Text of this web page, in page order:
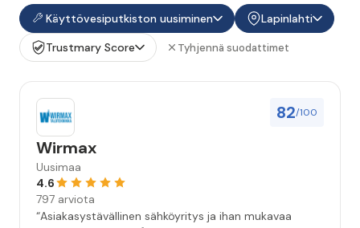
Käyttövesiputkiston uusiminen
Lapinlahti
Trustmary Score
Tyhjennä suodattimet
82/100
Wirmax
Uusimaa
4.6
797 arviota
“Asiakasystävällinen sähköyritys ja ihan mukavaa